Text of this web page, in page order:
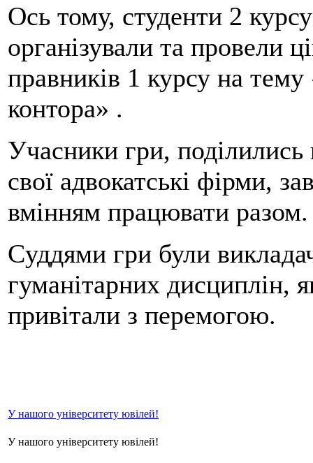
Ось тому, студенти 2
організували та провели
правників 1 курсу на
контора» .
Учасники гри, поділились
свої адвокатські фірми,
вмінням працювати разом.
Cуддями гри були
гуманітарних дисциплін,
привітали з перемогою.
У нашого університету ювілей!
У нашого університету ювілей!